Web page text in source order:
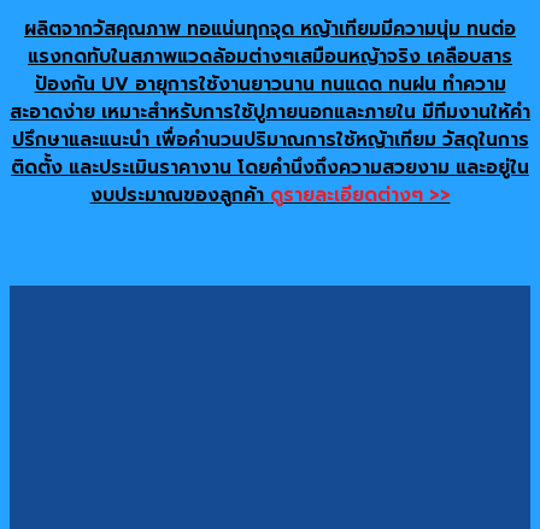
ผลิตจากวัสคุณภาพ ทอแน่นทุกจุด หญ้าเทียมมีความนุ่ม ทนต่อ
แรงกดทับในสภาพแวดล้อมต่างๆเสมือนหญ้าจริง เคลือบสาร
ป้องกัน UV อายุการใช้งานยาวนาน ทนแดด ทนฝน ทำความ
สะอาดง่าย เหมาะสำหรับการใช้ปูภายนอกและภายใน มีทีมงานให้คำ
ปรึกษาและแนะนำ เพื่อคำนวนปริมาณการใช้หญ้าเทียม วัสดุในการ
ติดตั้ง และประเมินราคางาน โดยคำนึงถึงความสวยงาม และอยู่ใน
งบประมาณของลูกค้า ดูรายละเอียดต่างๆ >>